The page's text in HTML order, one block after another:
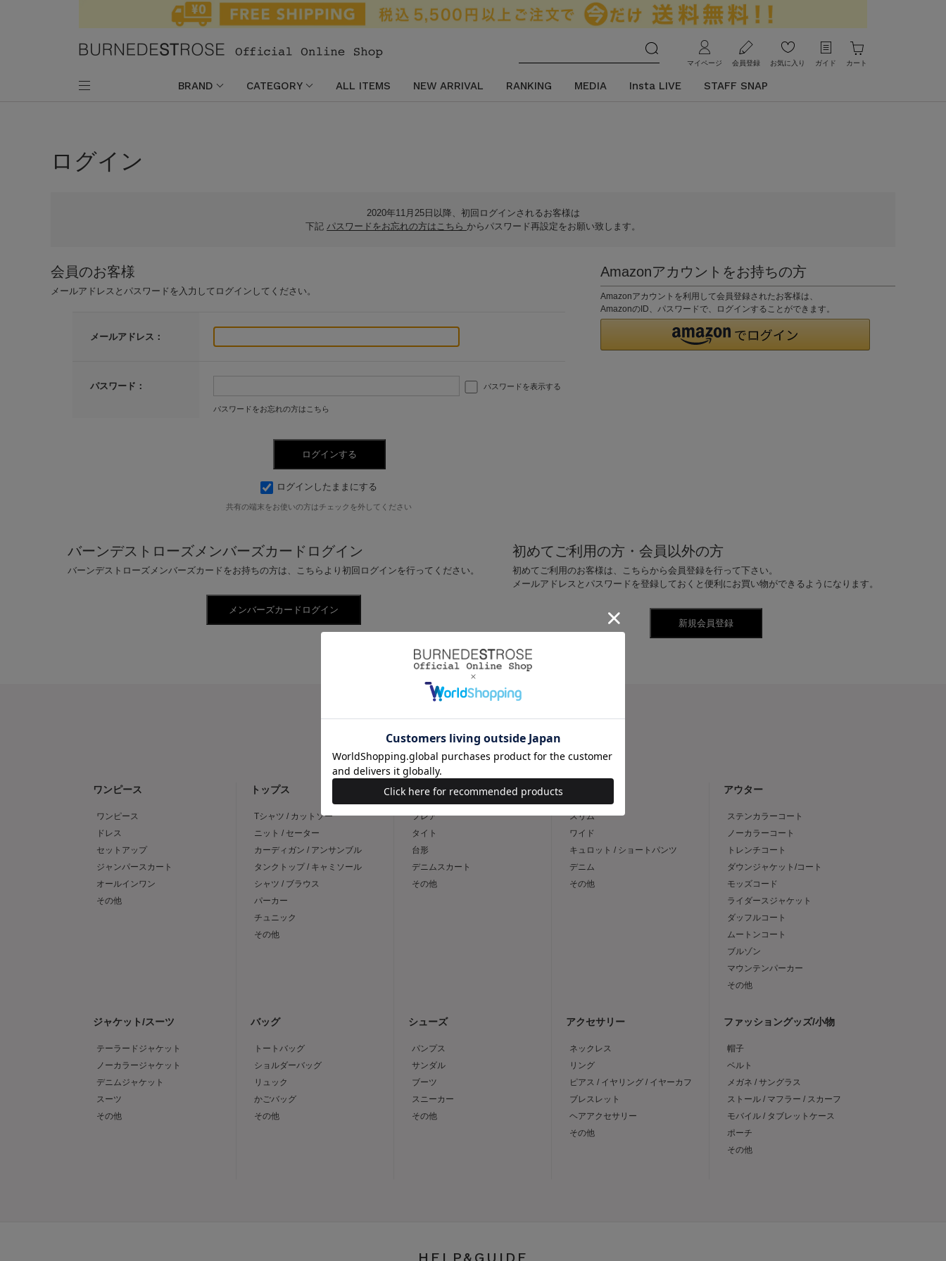
マイページ 会員登録 お気に入り ガイド カート
BRAND CATEGORY ALL ITEMS NEW ARRIVAL RANKING MEDIA Insta LIVE STAFF SNAP
ログイン
2020年11月25日以降、初回ログインされるお客様は
下記 パスワードをお忘れの方はこちら からパスワード再設定をお願い致します。
会員のお客様
メールアドレスとパスワードを入力してログインしてください。
メールアドレス：
パスワード： パスワードを表示する
パスワードをお忘れの方はこちら
ログインしたままにする
共有の端末をお使いの方はチェックを外してください
Amazonアカウントをお持ちの方
Amazonアカウントを利用して会員登録されたお客様は、
AmazonのID、パスワードで、ログインすることができます。
バーンデストローズメンバーズカードログイン
バーンデストローズメンバーズカードをお持ちの方は、こちらより初回ログインを行ってください。
初めてご利用の方・会員以外の方
初めてご利用のお客様は、こちらから会員登録を行って下さい。
メールアドレスとパスワードを登録しておくと便利にお買い物ができるようになります。
CATEGORY
ワンピース
ワンピース
ドレス
セットアップ
ジャンパースカート
オールインワン
その他
トップス
Tシャツ / カットソー
ニット / セーター
カーディガン / アンサンブル
タンクトップ / キャミソール
シャツ / ブラウス
パーカー
チュニック
その他
スカート
フレア
タイト
台形
デニムスカート
その他
スリム
ワイド
キュロット / ショートパンツ
デニム
その他
アウター
ステンカラーコート
ノーカラーコート
トレンチコート
ダウンジャケット/コート
モッズコード
ライダースジャケット
ダッフルコート
ムートンコート
ブルゾン
マウンテンパーカー
その他
ジャケット/スーツ
テーラードジャケット
ノーカラージャケット
デニムジャケット
スーツ
その他
バッグ
トートバッグ
ショルダーバッグ
リュック
かごバッグ
その他
シューズ
パンプス
サンダル
ブーツ
スニーカー
その他
アクセサリー
ネックレス
リング
ピアス / イヤリング / イヤーカフ
ブレスレット
ヘアアクセサリー
その他
ファッショングッズ/小物
帽子
ベルト
メガネ / サングラス
ストール / マフラー / スカーフ
モバイル / タブレットケース
ポーチ
その他
HELP&GUIDE